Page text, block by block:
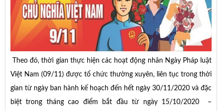
Theo đó, thời gian thực hiện các hoạt động nhân Ngày Pháp luật
Việt Nam (09/11) được tổ chức thường xuyên, liên tục trong thời
gian từ ngày ban hành kế hoạch đến hết ngày 30/11/2020 và đặc
biệt trong tháng cao điểm bắt đầu từ ngày 15/10/2020 –